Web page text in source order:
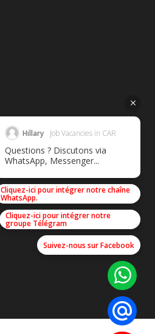
Hillary Job Vacancies in CAR
Questions ? Discutons via
WhatsApp, Messenger...
Cliquez-ici pour intégrer notre chaîne
WhatsApp.
Cliquez-ici pour intégrer notre
groupe Télégram
Suivez-nous sur Facebook